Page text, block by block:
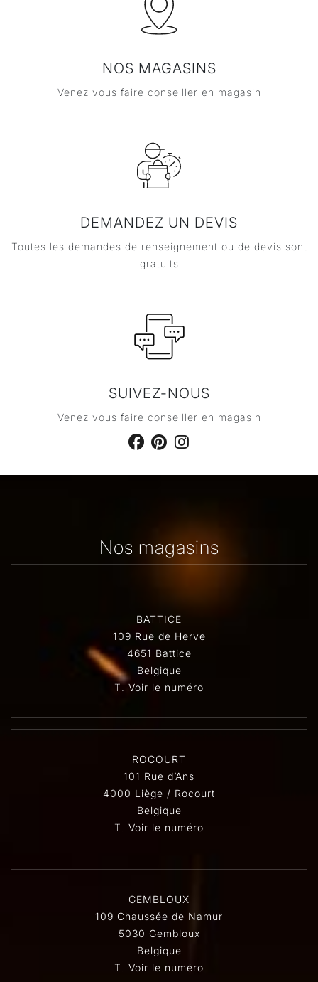
NOS MAGASINS
Venez vous faire conseiller en magasin
DEMANDEZ UN DEVIS
Toutes les demandes de renseignement ou de devis sont
gratuits
SUIVEZ-NOUS
Venez vous faire conseiller en magasin
Nos magasins
BATTICE
109 Rue de Herve
4651 Battice
Belgique
T. Voir le numéro
ROCOURT
101 Rue d’Ans
4000 Liège / Rocourt
Belgique
T. Voir le numéro
GEMBLOUX
109 Chaussée de Namur
5030 Gembloux
Belgique
T. Voir le numéro